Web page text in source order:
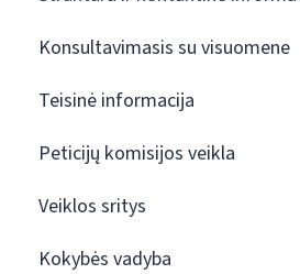
Konsultavimasis su visuomene
Teisinė informacija
Peticijų komisijos veikla
Veiklos sritys
Kokybės vadyba